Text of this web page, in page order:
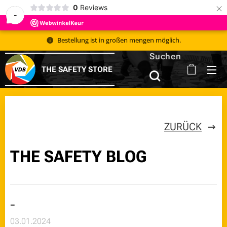
-
0 Reviews ×
Bestellung ist in großen mengen möglich.
THE SAFETY STORE
Suchen
ZURÜCK
THE SAFETY BLOG
-
03.01.2024